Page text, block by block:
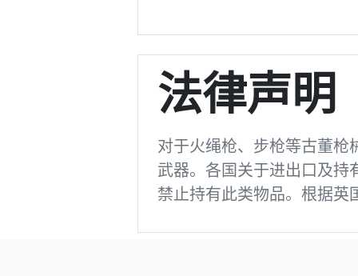
法律声明
对于火绳枪、步枪等古董枪
武器。各国关于进出口及持
禁止持有此类物品。根据英